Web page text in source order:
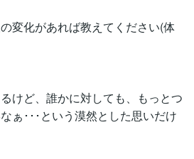
変化があれば教えてください(体
けど、誰かに対しても、もっとつ
ぁ･･･という漠然とした思いだけ